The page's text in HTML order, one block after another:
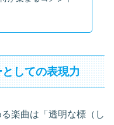
しての表現力
楽曲は「透明な標（し